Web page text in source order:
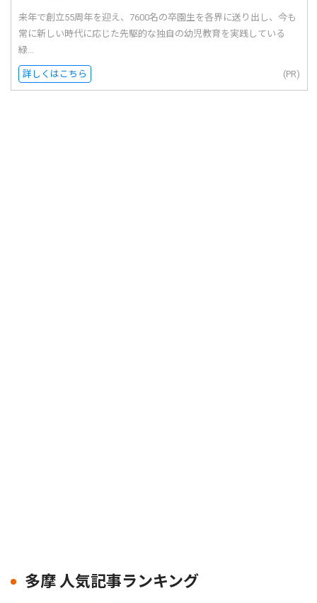
来年で創立55周年を迎え、7600名の卒園生を各界に送り出し、今も
常に新しい時代に応じた先駆的な独自の幼児教育を実践している
緑...
詳しくはこちら (PR)
多摩 人気記事ランキング